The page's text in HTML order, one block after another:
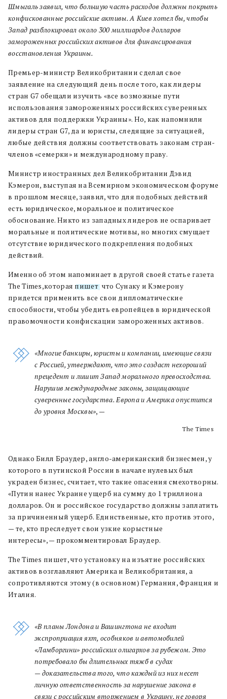
Шмыгаль заявил, что большую часть расходов должны покрыть
конфискованные российские активы. А Киев хотел бы, чтобы
Запад разблокировал около 300 миллиардов долларов
замороженных российских активов для финансирования
восстановления Украины.
Премьер-министр Великобритании сделал свое
заявление на следующий день после того, как лидеры
стран G7 обещали изучить «все возможные пути
использования замороженных российских суверенных
активов для поддержки Украины». Но, как напомнили
лидеры стран G7, да и юристы, следящие за ситуацией,
любые действия должны соответствовать законам стран-
членов «семерки» и международному праву.
Министр иностранных дел Великобритании Дэвид
Кэмерон, выступая на Всемирном экономическом форуме
в прошлом месяце, заявил, что для подобных действий
есть юридическое, моральное и политическое
обоснование. Никто из западных лидеров не оспаривает
моральные и политические мотивы, но многих смущает
отсутствие юридического подкрепления подобных
действий.
Именно об этом напоминает в другой своей статье газета
The Times,которая пишет, что Сунаку и Кэмерону
придется применить все свои дипломатические
способности, чтобы убедить европейцев в юридической
правомочности конфискации замороженных активов.
«Многие банкиры, юристы и компании, имеющие связи
с Россией, утверждают, что это создаст нехороший
прецедент и лишит Запад морального превосходства.
Нарушив международные законы, защищающие
суверенные государства. Европа и Америка опустится
до уровня Москвы», —
The Times
Однако Билл Браудер, англо-американский бизнесмен, у
которого в путинской России в начале нулевых был
украден бизнес, считает, что такие опасения смехотворны.
«Путин нанес Украине ущерб на сумму до 1 триллиона
долларов. Он и российское государство должны заплатить
за причиненный ущерб. Единственные, кто против этого,
— те, кто преследует свои узкие корыстные
интересы», — прокомментировал Браудер.
The Times пишет, что установку на изъятие российских
активов возглавляют Америка и Великобритания, а
сопротивляются этому (в основном) Германия, Франция и
Италия.
«В планы Лондона и Вашингтона не входит
экспроприация яхт, особняков и автомобилей
«Ламборгини» российских олигархов за рубежом. Это
потребовало бы длительных тяжб в судах
— доказательства того, что каждый из них несет
личную ответственность за нарушение закона в
связи с российским вторжением в Украину, не говоря